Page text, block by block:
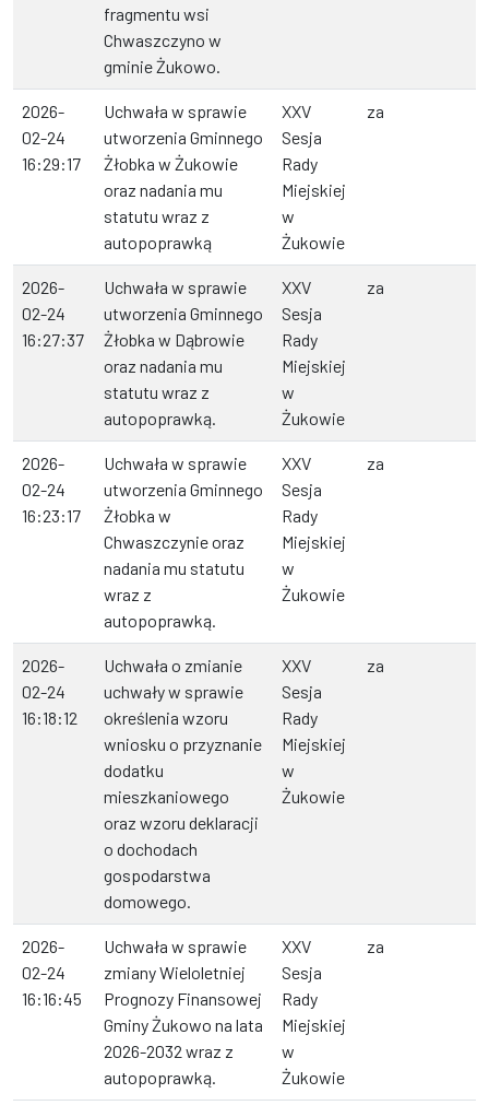
fragmentu wsi
Chwaszczyno w
gminie Żukowo.
2026-
02-24
16:29:17
Uchwała w sprawie
utworzenia Gminnego
Żłobka w Żukowie
oraz nadania mu
statutu wraz z
autopoprawką
XXV
Sesja
Rady
Miejskiej
w
Żukowie
za
2026-
02-24
16:27:37
Uchwała w sprawie
utworzenia Gminnego
Żłobka w Dąbrowie
oraz nadania mu
statutu wraz z
autopoprawką.
XXV
Sesja
Rady
Miejskiej
w
Żukowie
za
2026-
02-24
16:23:17
Uchwała w sprawie
utworzenia Gminnego
Żłobka w
Chwaszczynie oraz
nadania mu statutu
wraz z
autopoprawką.
XXV
Sesja
Rady
Miejskiej
w
Żukowie
za
2026-
02-24
16:18:12
Uchwała o zmianie
uchwały w sprawie
określenia wzoru
wniosku o przyznanie
dodatku
mieszkaniowego
oraz wzoru deklaracji
o dochodach
gospodarstwa
domowego.
XXV
Sesja
Rady
Miejskiej
w
Żukowie
za
2026-
02-24
16:16:45
Uchwała w sprawie
zmiany Wieloletniej
Prognozy Finansowej
Gminy Żukowo na lata
2026-2032 wraz z
autopoprawką.
XXV
Sesja
Rady
Miejskiej
w
Żukowie
za